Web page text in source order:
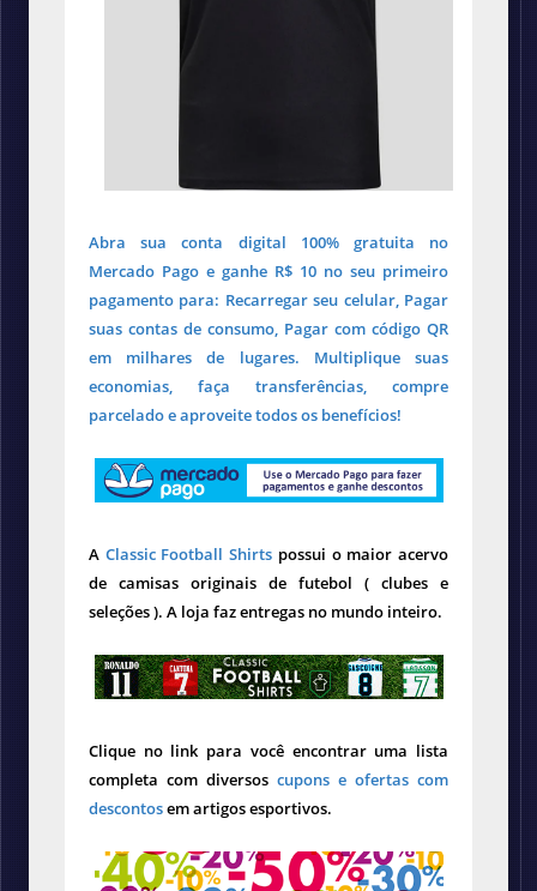
Abra sua conta digital 100% gratuita no
Mercado Pago e ganhe R$ 10 no seu primeiro
pagamento para: Recarregar seu celular, Pagar
suas contas de consumo, Pagar com código QR
em milhares de lugares. Multiplique suas
economias, faça transferências, compre
parcelado e aproveite todos os benefícios!
A Classic Football Shirts possui o maior acervo
de camisas originais de futebol ( clubes e
seleções ). A loja faz entregas no mundo inteiro.
Clique no link para você encontrar uma lista
completa com diversos cupons e ofertas com
descontosem artigos esportivos.